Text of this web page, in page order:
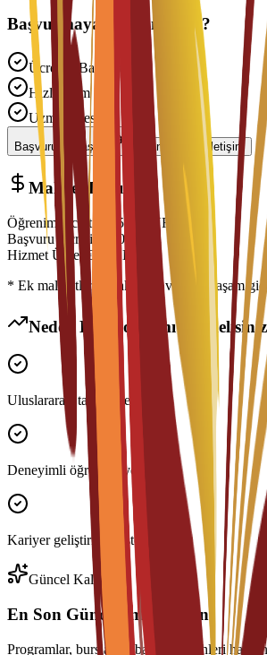
Başvurmaya Hazır mısınız?
Ücretsiz Başvuru
Hızlı İşlem
Uzman Desteği
Başvuruyu Başlat Danışmanla İletişim
Maliyet Dağılımı
Öğrenim Ücreti 7,500
EUR
Başvuru Ücreti
300
Hizmet Ücreti
€
EUR
* Ek maliyetler konaklama, vize ve yaşam
Neden Bu Programı
Uluslararası tanınır derece
Deneyimli öğretim üyeleri
Kariyer geliştirme desteği
Güncel Kalın
En Son Güncellemeleri Alın
Programlar, burslar ve başvuru tarihleri